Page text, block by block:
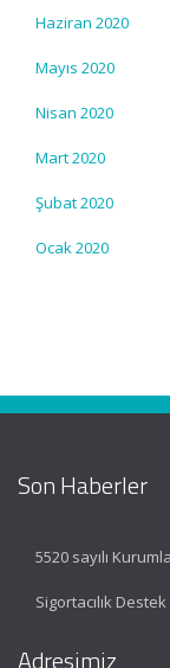
Haziran 2020
Mayıs 2020
Nisan 2020
Mart 2020
Şubat 2020
Ocak 2020
Son Haberler
5520 sayılı
Sigortacılık
Adresimiz